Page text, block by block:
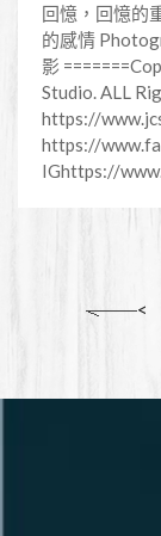
回憶，回憶的
的感情
影
Studio. ALL
https://
https://
IGhttps://
<